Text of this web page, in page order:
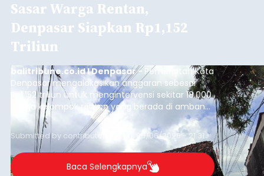
Sasar Warga Rentan,
Denpasar Siapkan Rp1,152
Triliun
balitribune.co.id I Denpasar - Pemerintah Kota
Denpasar mengalokasikan anggaran sebesar
Rp1,152 triliun untuk mengintervensi sekitar 18.000
warga kelompok rentan yang berada di ambang
garis kemiskinan. Langkah strategis ini diambil
guna menjaga masyarakat yang berada pada
kelompok desil 5 dan 6 tersebut agar tidak
merosot ke kategori miskin.
Submitted by contributor Thu, 08/06/2026 - 21:31
Baca Selengkapnya